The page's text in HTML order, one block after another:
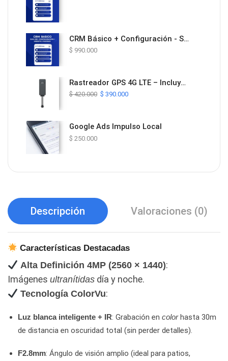
CRM Básico + Configuración - Solución Todo en Uno con Website y Automatización
$ 990.000
Rastreador GPS 4G LTE – Incluye Plan de Datos y Plataforma ProTrack por 1 Año
$420.000 $ 390.000
Google Ads Impulso Local
$ 250.000
Descripción Valoraciones (0)
Características Destacadas
Alta Definición 4MP (2560 × 1440):
Imágenes ultranítidas día y noche.
Tecnología ColorVu:
Luz blanca inteligente + IR: Grabación en colorhasta 30m
de distancia en oscuridad total (sin perder detalles).
F2.8mm: Ángulo de visión amplio (ideal para patios,